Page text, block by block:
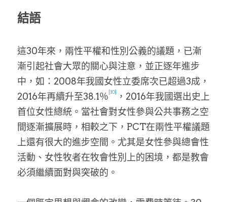
結語
這30年來，兩性平權和性別公義的議題，已漸
漸引起社會大眾的關心與注意，並正逐年進步
中，如：2008年我國女性立委席次已超過3成，
2016年再續升至38.1％ [10]
，2016年我國選出史上
首位女性總統。當社會對女性參與公共事務之空
間逐漸擴展時，相較之下，PCT在兩性平權議題
上還有很大的進步空間。尤其是女性參與總會性
活動、女性牧者在牧會性別上的困境，都是教會
必須繼續面對與突破的。